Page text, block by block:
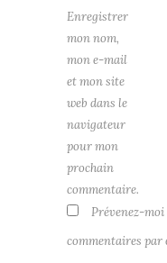
Enregistrer
mon nom,
mon e-mail
et mon site
web dans le
navigateur
pour mon
prochain
commentaire.
Prévenez-
commentaires par